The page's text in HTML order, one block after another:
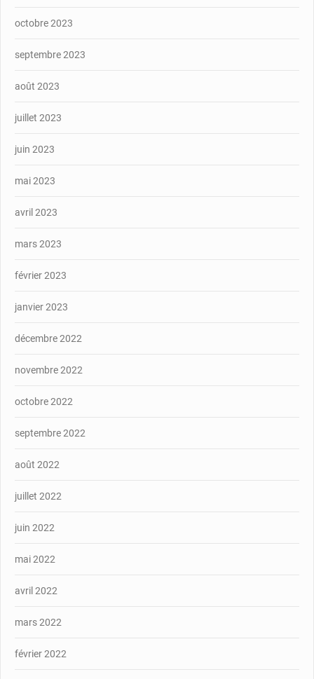
octobre 2023
septembre 2023
août 2023
juillet 2023
juin 2023
mai 2023
avril 2023
mars 2023
février 2023
janvier 2023
décembre 2022
novembre 2022
octobre 2022
septembre 2022
août 2022
juillet 2022
juin 2022
mai 2022
avril 2022
mars 2022
février 2022